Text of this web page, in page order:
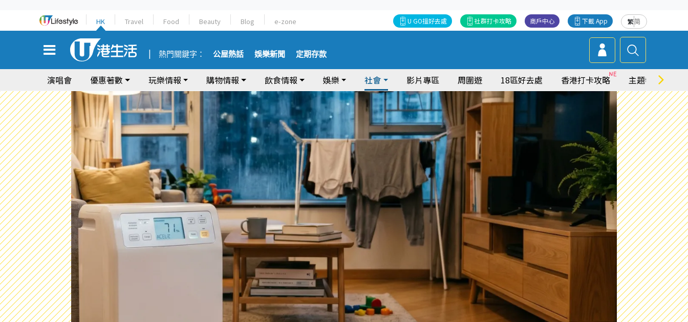
HK Travel Food Beauty Blog e-zone 繁简
下載 App
商戶中心
社群打卡攻略
U GO搵好去處
熱門關鍵字： 公屋熱話 娛樂新聞 定期存款
演唱會 優惠著數 玩樂情報 購物情報 飲食情報 娛樂 社會 影片專區 周圍遊 18區好去處 香港打卡攻略 主題特集